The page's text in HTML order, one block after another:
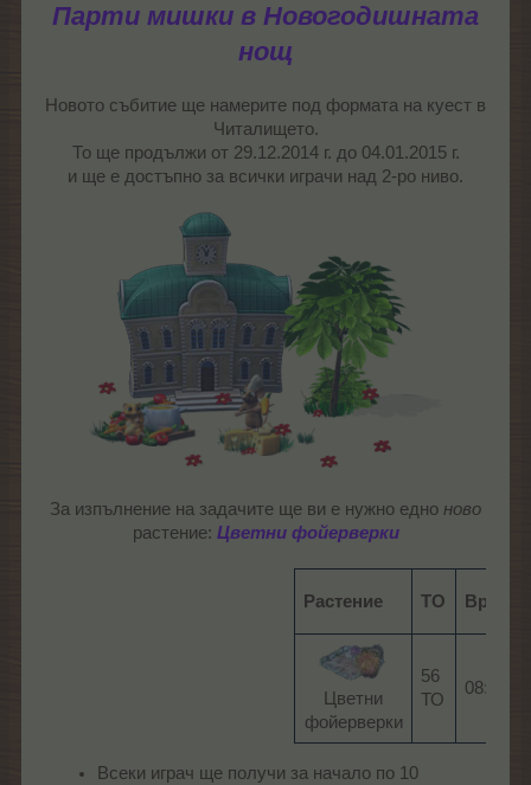
Парти мишки в Новогодишната
нощ
Новото събитие ще намерите под формата на куест в
Читалището.
То ще продължи от 29.12.2014 г. до 04.01.2015 г.
и ще е достъпно за всички играчи над 2-ро ниво.
За изпълнение на задачите ще ви е нужно едно ново
растение: Цветни фойерверки
Растение ТО Време
Цветни
фойерверки​
56
ТО
08:00
Всеки играч ще получи за начало по 10